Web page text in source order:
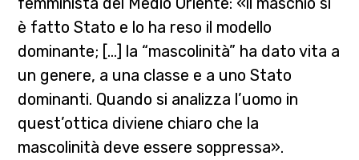
è fatto Stato e lo ha reso il modello
dominante; […] la “mascolinità” ha dato vita a
un genere, a una classe e a uno Stato
dominanti. Quando si analizza l’uomo in
quest’ottica diviene chiaro che la
mascolinità deve essere soppressa».